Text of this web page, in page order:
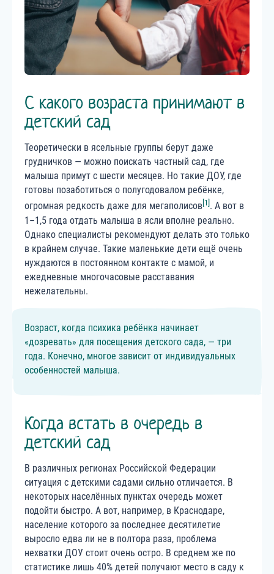
С какого возраста принимают в
детский сад
Теоретически в ясельные группы берут даже
грудничков — можно поискать частный сад, где
малыша примут с шести месяцев. Но такие ДОУ, где
готовы позаботиться о полугодовалом ребёнке,
огромная редкость даже для мегаполисов [1] . А вот в
1–1,5 года отдать малыша в ясли вполне реально.
Однако специалисты рекомендуют делать это только
в крайнем случае. Такие маленькие дети ещё очень
нуждаются в постоянном контакте с мамой, и
ежедневные многочасовые расставания
нежелательны.
Возраст, когда психика ребёнка начинает
«дозревать» для посещения детского сада, — три
года. Конечно, многое зависит от индивидуальных
особенностей малыша.
Когда встать в очередь в
детский сад
В различных регионах Российской Федерации
ситуация с детскими садами сильно отличается. В
некоторых населённых пунктах очередь может
подойти быстро. А вот, например, в Краснодаре,
население которого за последнее десятилетие
выросло едва ли не в полтора раза, проблема
нехватки ДОУ стоит очень остро. В среднем же по
статистике лишь 40% детей получают место в саду к